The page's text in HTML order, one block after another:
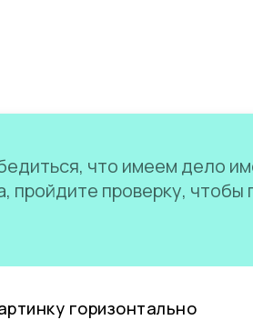
что имеем дело
пройдите проверку, чтобы
горизонтально